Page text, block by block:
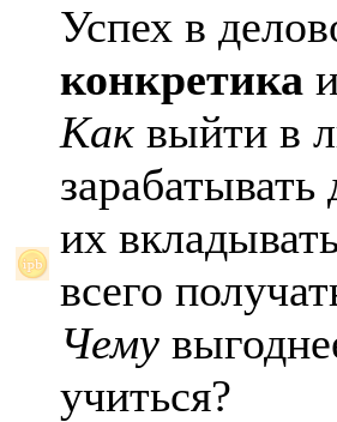
Успех в
конкретика
Как выйти в
зарабатывать
их
всего
Чему
учиться?